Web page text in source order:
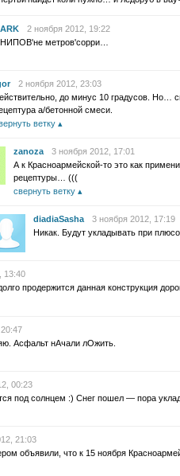
2 ноября 2012, 19:22
метров'сорри…
2 ноября 2012, 23:03
до минус 10 градусов. Но…
а/бетонной смеси.
ветку
zanoza
3 ноября 2012, 17:01
А к Красноармейской-то это как
рецептуры… (((
свернуть ветку
diadiaSasha
3 ноября 2012, 17:19
Никак. Будут укладывать при
13:40
продержится данная конструкция
Асфальт нАчали лОжить.
00:23
под солнцем :) Снег пошел — пора
21:03
объявили, что к 15 ноября